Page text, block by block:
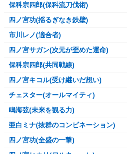
保科宗四郎(保科流刀伐術)
四ノ宮功(揺るぎなき鉄壁)
市川レノ(適合者)
四ノ宮サガン(次元が歪めた運命)
保科宗四郎(共同戦線)
四ノ宮キコル(受け継いだ想い)
チェスター(オールマイティ)
鳴海弦(未来を観る力)
亜白ミナ(抜群のコンビネーション)
四ノ宮功(全盛の一撃)